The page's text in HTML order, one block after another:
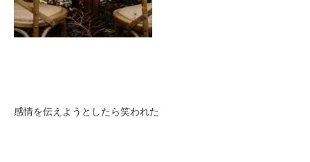
感情を伝えようとしたら笑われた